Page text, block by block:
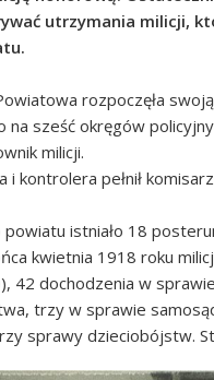
utrzymania milicji,
rozpoczęła
na sześć okręgów
milicji.
i kontrolera pełnił
powiatu istniało 18
kwietnia 1918 roku
42 dochodzenia w
trzy w sprawie
sprawy dzieciobójstw.